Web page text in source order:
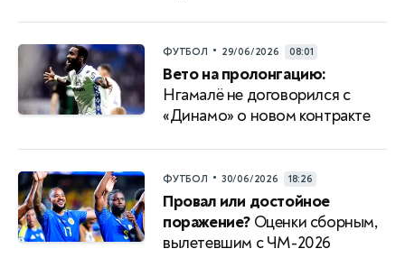
ФУТБОЛ • 29/06/2026 08:01
Вето на пролонгацию:
Нгамалё не договорился с
«Динамо» о новом контракте
ФУТБОЛ • 30/06/2026 18:26
Провал или достойное
поражение? Оценки сборным,
вылетевшим с ЧМ-2026